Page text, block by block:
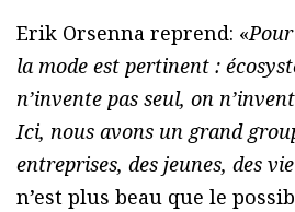
Erik Orsenna reprend: «
la mode est pertinent :
n’invente pas seul, on
Ici, nous avons un grand
entreprises, des jeunes, des
n’est plus beau que le